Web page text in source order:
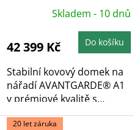
Skladem - 10 dnů
42 399 Kč Do košíku
Stabilní kovový domek na
nářadí AVANTGARDE® A1
v prémiové kvalitě s
pultovou...
20 let záruka